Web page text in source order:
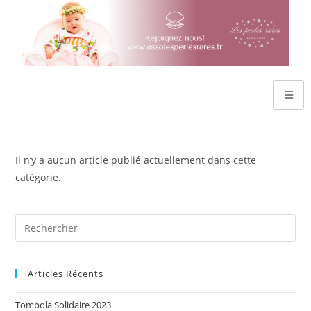
Il n’y a aucun article publié actuellement dans cette
catégorie.
Articles Récents
Tombola Solidaire 2023